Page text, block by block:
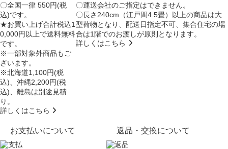
〇全国一律 550円(税
込)です。
★お買い上げ合計税込1
0,000円以上で送料無料
です。
※一部対象外商品もご
ざいます。
※北海道1,100円(税
込)、沖縄2,200円(税
込)、離島は別途見積
り。
詳しくはこちら
〇運送会社のご指定はできません。
〇長さ240cm（江戸間4.5畳）以上の商品は大
型荷物となり、配送日指定不可 、集合住宅の場
合は1階でのお渡しが原則となります。
詳しくはこちら
お支払いについて 返品・交換について